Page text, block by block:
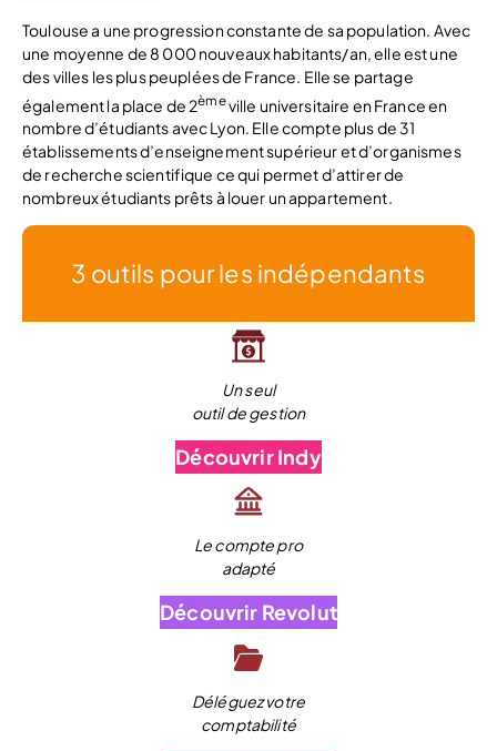
Toulouse a une progression constante de sa population. Avec
une moyenne de 8 000 nouveaux habitants/an, elle est une
des villes les plus peuplées de France. Elle se partage
également la place de 2èmeville universitaire en France en
nombre d’étudiants avec Lyon. Elle compte plus de 31
établissements d’enseignement supérieur et d’organismes
de recherche scientifique ce qui permet d’attirer de
nombreux étudiants prêts à louer un appartement.
3 outils pour les indépendants
Un seul
outil de gestion
Découvrir Indy
Le compte pro
adapté
Découvrir Revolut
Déléguez votre
comptabilité